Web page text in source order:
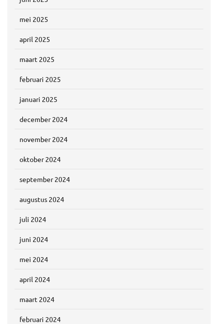
mei 2025
april 2025
maart 2025
februari 2025
januari 2025
december 2024
november 2024
oktober 2024
september 2024
augustus 2024
juli 2024
juni 2024
mei 2024
april 2024
maart 2024
februari 2024